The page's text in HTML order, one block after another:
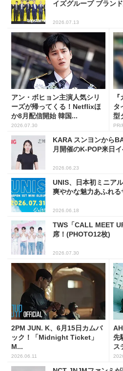
イズグループ ブラン
2026.07.13
アン・ボヒョン主演人気シリ
ーズが帰ってくる！Netflixほ
か8月配信開始 韓国...
2026.07.30
タ
型
PR(
KARA スンヨンから
月開催のK-POP来日
2026.06.23
UNIS、日本初ミニア
爽やかな魅力あふれ
2026.06.18
TWS「CALL MEET
席！(PHOTO12枚)
2026.07.30
2PM JUN. K、6月15日カムバ
ック！「Midnight Ticket」
M...
2026.06.11
先
ス